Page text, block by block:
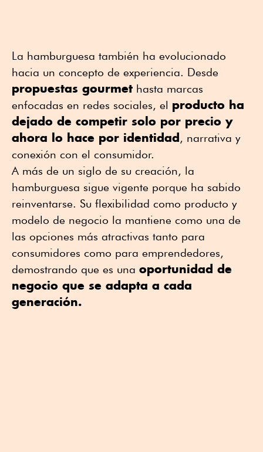
La hamburguesa también ha evolucionado
hacia un concepto de experiencia. Desde
propuestas gourmet hasta marcas
enfocadas en redes sociales, el producto ha
dejado de competir solo por precio y
ahora lo hace por identidad , narrativa y
conexión con el consumidor.
A más de un siglo de su creación, la
hamburguesa sigue vigente porque ha sabido
reinventarse. Su flexibilidad como producto y
modelo de negocio la mantiene como una de
las opciones más atractivas tanto para
consumidores como para emprendedores,
demostrando que es una oportunidad de
negocio que se adapta a cada
generación.